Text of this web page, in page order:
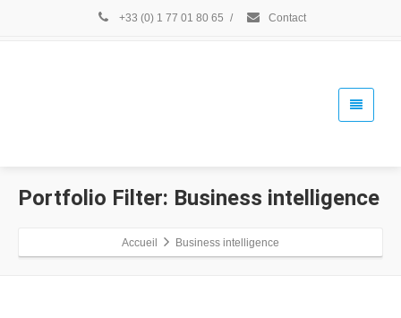
+33 (0) 1 77 01 80 65 / Contact
Portfolio Filter: Business intelligence
Accueil Business intelligence